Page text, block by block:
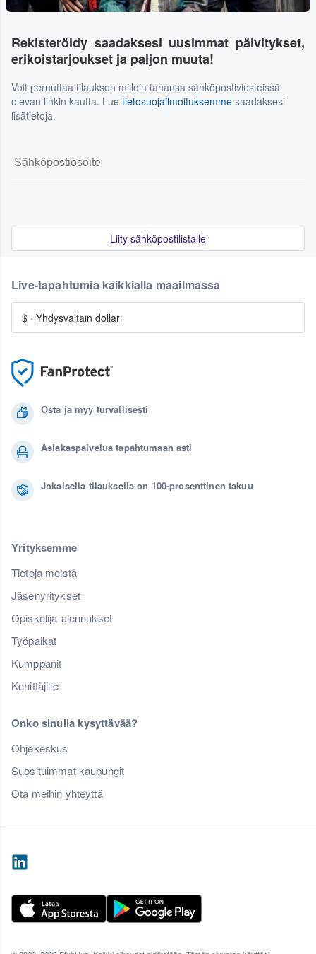
Rekisteröidy saadaksesi uusimmat päivitykset,
erikoistarjoukset ja paljon muuta!
Voit peruuttaa tilauksen milloin tahansa sähköpostiviesteissä
olevan linkin kautta. Lue tietosuojailmoituksemme saadaksesi
lisätietoja.
Liity sähköpostilistalle
Osta ja myy turvallisesti
Asiakaspalvelua tapahtumaan asti
Jokaisella tilauksella on 100-prosenttinen takuu
Yrityksemme
Tietoja meistä
Jäsenyritykset
Opiskelija-alennukset
Työpaikat
Kumppanit
Kehittäjille
Onko sinulla kysyttävää?
Ohjekeskus
Suosituimmat kaupungit
Ota meihin yhteyttä
Live-tapahtumia kaikkialla maailmassa
$ · Yhdysvaltain dollari